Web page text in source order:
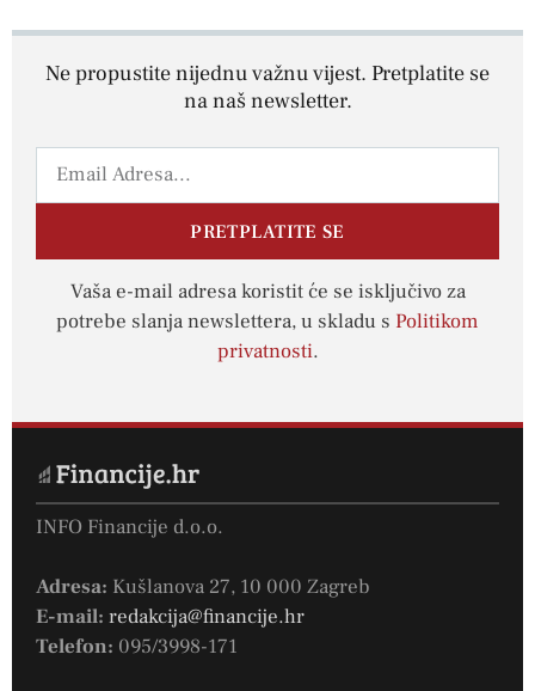
Ne propustite nijednu važnu vijest. Pretplatite se
na naš newsletter.
PRETPLATITE SE
Vaša e-mail adresa koristit će se isključivo za
potrebe slanja newslettera, u skladu s Politikom
privatnosti.
INFO Financije d.o.o.
Adresa: Kušlanova 27, 10 000 Zagreb
E-mail: redakcija@financije.hr
Telefon: 095/3998-171